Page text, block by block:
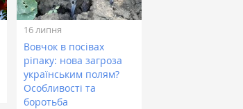
16 липня
Вовчок в посівах
ріпаку: нова загроза
українським полям?
Особливості та
боротьба